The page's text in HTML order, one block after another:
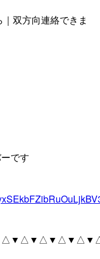
双方向連絡できま
です